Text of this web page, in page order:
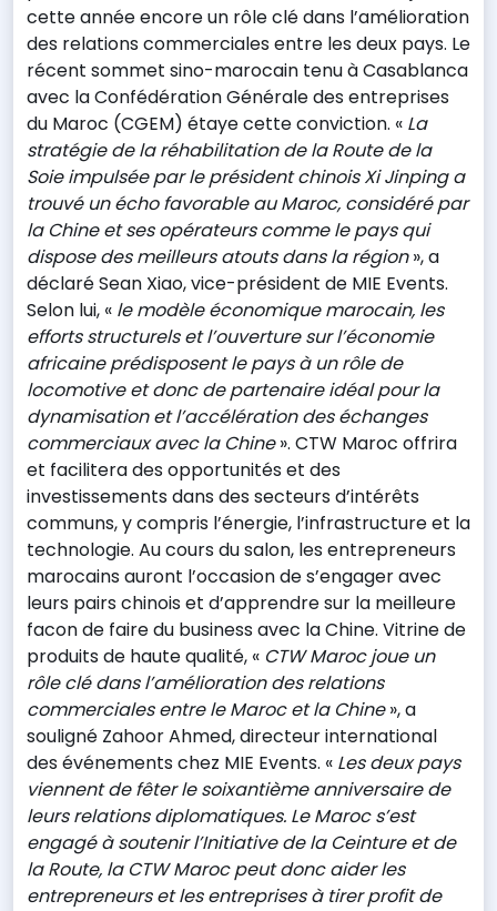
cette année encore un rôle clé dans l’amélioration
des relations commerciales entre les deux pays. Le
récent sommet sino-marocain tenu à Casablanca
avec la Confédération Générale des entreprises
du Maroc (CGEM) étaye cette conviction. « La
stratégie de la réhabilitation de la Route de la
Soie impulsée par le président chinois Xi Jinping a
trouvé un écho favorable au Maroc, considéré par
la Chine et ses opérateurs comme le pays qui
dispose des meilleurs atouts dans la région», a
déclaré Sean Xiao, vice-président de MIE Events.
Selon lui, « le modèle économique marocain, les
efforts structurels et l’ouverture sur l’économie
africaine prédisposent le pays à un rôle de
locomotive et donc de partenaire idéal pour la
dynamisation et l’accélération des échanges
commerciaux avec la Chine». CTW Maroc offrira
et facilitera des opportunités et des
investissements dans des secteurs d’intérêts
communs, y compris l’énergie, l’infrastructure et la
technologie. Au cours du salon, les entrepreneurs
marocains auront l’occasion de s’engager avec
leurs pairs chinois et d’apprendre sur la meilleure
facon de faire du business avec la Chine. Vitrine de
produits de haute qualité, « CTW Maroc joue un
rôle clé dans l’amélioration des relations
commerciales entre le Maroc et la Chine», a
souligné Zahoor Ahmed, directeur international
des événements chez MIE Events. « Les deux pays
viennent de fêter le soixantième anniversaire de
leurs relations diplomatiques. Le Maroc s’est
engagé à soutenir l’Initiative de la Ceinture et de
la Route, la CTW Maroc peut donc aider les
entrepreneurs et les entreprises à tirer profit de